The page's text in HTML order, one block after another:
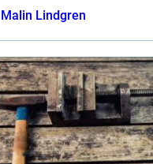
energistandarder. Detta
Malin Lindgren